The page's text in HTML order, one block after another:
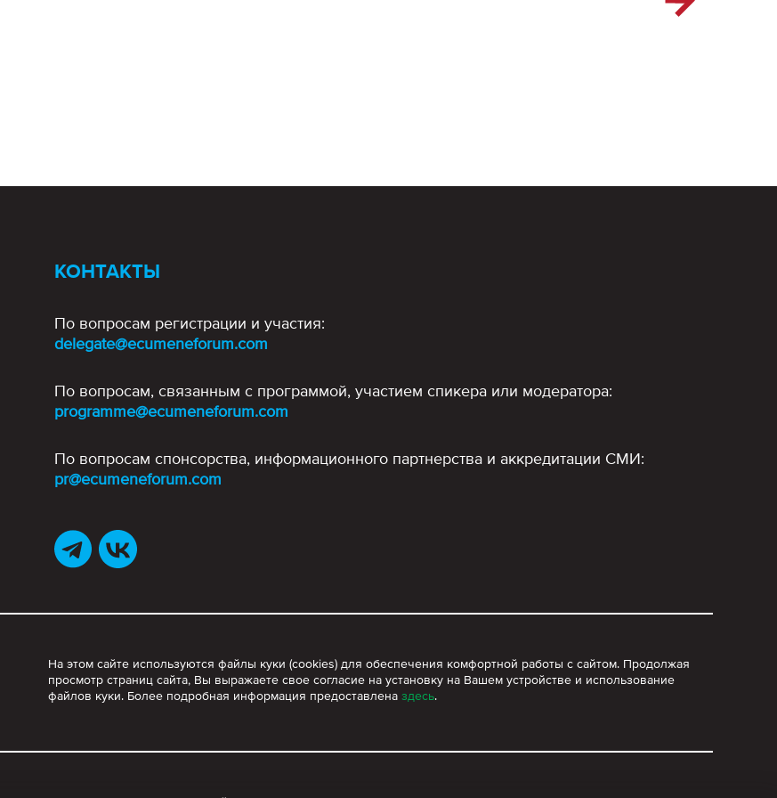
КОНТАКТЫ
По вопросам регистрации и участия:
delegate@ecumeneforum.com
По вопросам, связанным с программой, участием спикера или модератора:
programme@ecumeneforum.com
По вопросам спонсорства, информационного партнерства и аккредитации СМИ:
pr@ecumeneforum.com
На этом сайте используются файлы куки (cookies) для обеспечения комфортной работы с сайтом. Продолжая
просмотр страниц сайта, Вы выражаете свое согласие на установку на Вашем устройстве и использование
файлов куки. Более подробная информация предоставлена здесь.